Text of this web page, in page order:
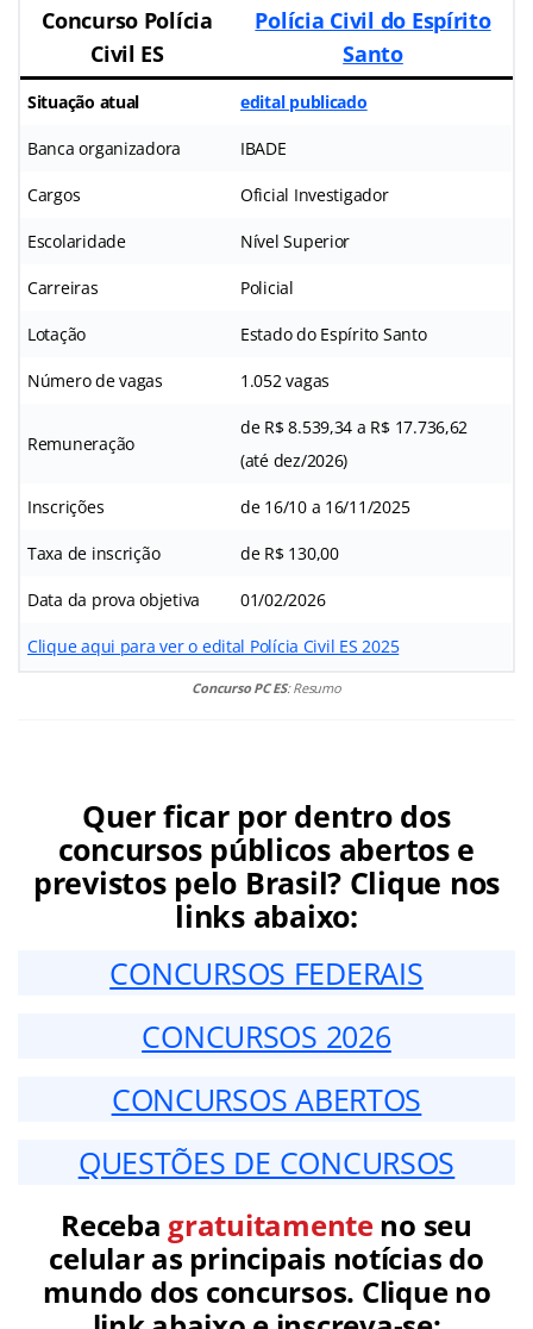
Concurso Polícia
Civil ES
Polícia Civil do Espírito
Santo
Situação atual edital publicado
Banca organizadora IBADE
Cargos Oficial Investigador
Escolaridade Nível Superior
Carreiras Policial
Lotação Estado do Espírito Santo
Número de vagas 1.052 vagas
Remuneração
de R$ 8.539,34 a R$ 17.736,62
(até dez/2026)
Inscrições de 16/10 a 16/11/2025
Taxa de inscrição de R$ 130,00
Data da prova objetiva 01/02/2026
Clique aqui para ver o edital Polícia Civil ES 2025
Concurso PC ES: Resumo
Quer ficar por dentro dos
concursos públicos abertos e
previstos pelo Brasil? Clique nos
links abaixo:
CONCURSOS FEDERAIS
CONCURSOS 2026
CONCURSOS ABERTOS
QUESTÕES DE CONCURSOS
Receba gratuitamenteno seu
celular as principais notícias do
mundo dos concursos. Clique no